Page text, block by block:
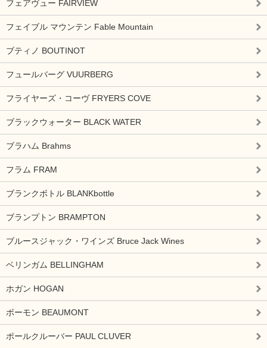
フェアヴュー FAIRVIEW
フェイブル マウンテン Fable Mountain
ブティノ BOUTINOT
フュールバーグ VUURBERG
フライヤーズ・コーヴ FRYERS COVE
ブラックウォーター BLACK WATER
ブラハム Brahms
フラム FRAM
ブランクボトル BLANKbottle
ブランプトン BRAMPTON
ブルースジャック・ワインズ Bruce Jack Wines
ベリンガム BELLINGHAM
ホガン HOGAN
ボーモン BEAUMONT
ポールクルーバー PAUL CLUVER